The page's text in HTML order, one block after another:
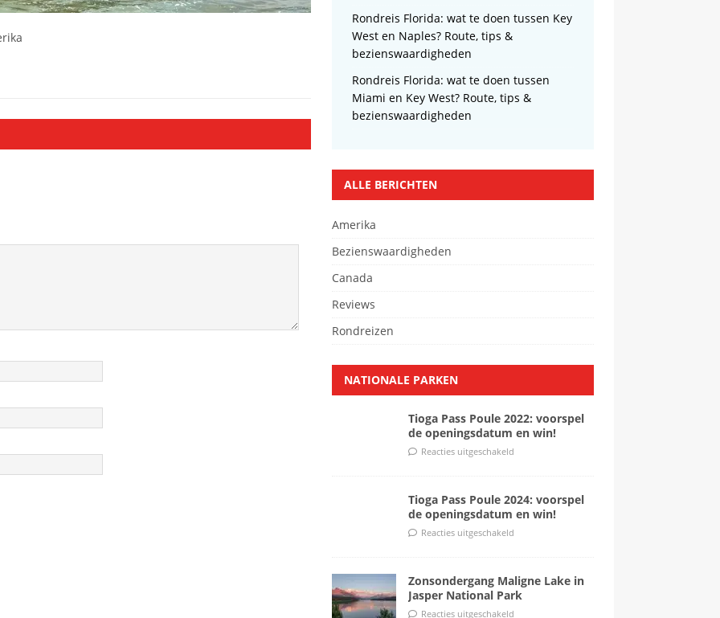
Rondreis Florida: wat te doen tussen Key
West en Naples? Route, tips &
bezienswaardigheden
Rondreis Florida: wat te doen tussen
Miami en Key West? Route, tips &
bezienswaardigheden
ALLE BERICHTEN
Amerika
Bezienswaardigheden
Canada
Reviews
Rondreizen
NATIONALE PARKEN
Tioga Pass Poule 2022: voorspel
de openingsdatum en win!
Reacties uitgeschakeld
Tioga Pass Poule 2024: voorspel
de openingsdatum en win!
Reacties uitgeschakeld
Zonsondergang Maligne Lake in
Jasper National Park
Reacties uitgeschakeld